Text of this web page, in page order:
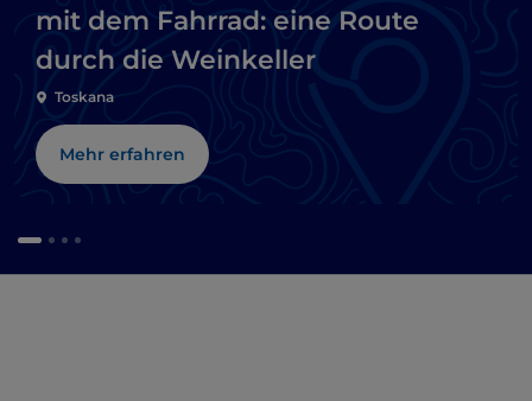
mit dem Fahrrad: eine Route
durch die Weinkeller
Toskana
Mehr erfahren